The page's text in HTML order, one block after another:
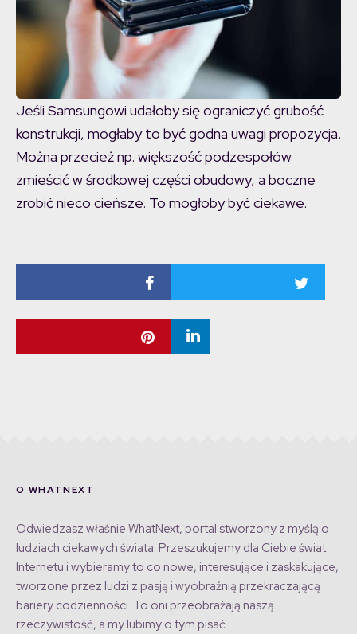
Jeśli Samsungowi udałoby się ograniczyć grubość
konstrukcji, mogłaby to być godna uwagi propozycja.
Można przecież np. większość podzespołów
zmieścić w środkowej części obudowy, a boczne
zrobić nieco cieńsze. To mogłoby być ciekawe.
O WHATNEXT
Odwiedzasz właśnie WhatNext, portal stworzony z myślą o
ludziach ciekawych świata. Przeszukujemy dla Ciebie świat
Internetu i wybieramy to co nowe, interesujące i zaskakujące,
tworzone przez ludzi z pasją i wyobraźnią przekraczającą
bariery codzienności. To oni przeobrażają naszą
rzeczywistość, a my lubimy o tym pisać.